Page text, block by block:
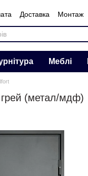
Доставка Монтаж
Про нас
Меблі
грей (метал/мдф)